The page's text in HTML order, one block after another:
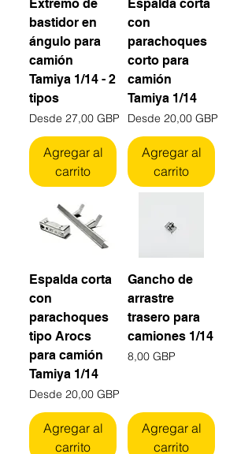
Extremo de
bastidor en
ángulo para
camión
Tamiya 1/14 - 2
tipos
Desde 27,00 GBP
Precio de oferta
Agregar al
carrito
Espalda corta
con
parachoques
corto para
camión
Tamiya 1/14
Desde 20,00 GBP
Precio de oferta
Agregar al
carrito
Espalda corta
con
parachoques
tipo Arocs
para camión
Tamiya 1/14
Desde 20,00 GBP
Precio de oferta
Agregar al
carrito
Gancho de
arrastre
trasero para
camiones 1/14
Precio
8,00 GBP
Agregar al
carrito